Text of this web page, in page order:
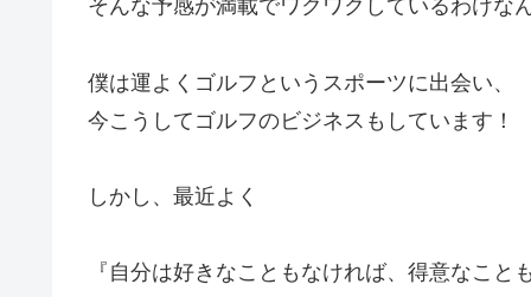
そんな予感が満載でワクワクしているわけなん
僕は運よくゴルフというスポーツに出会い、
今こうしてゴルフのビジネスもしています！
しかし、最近よく
『自分は好きなこともなければ、得意なこと